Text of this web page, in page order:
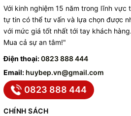
Với kinh nghiệm 15 năm trong lĩnh vực
tự tin có thể tư vấn và lựa chọn được
với mức giá tốt nhất tới tay khách
Mua cả sự an tâm!"
Điện thoại:0823 888 444
Email: huybep.vn@gmail.com
0823 888 444
CHÍNH SÁCH